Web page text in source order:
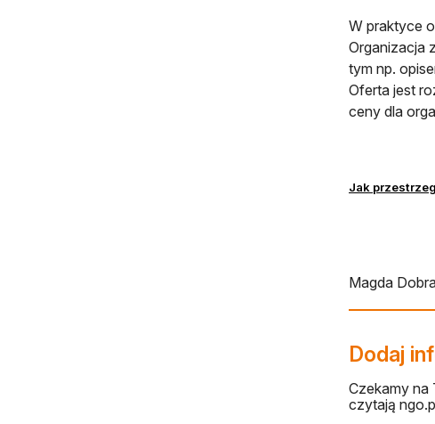
W praktyce
Organizacja
tym np.
Oferta jest
ceny dla
Jak
Magda
Dodaj
Czekamy na
czytają